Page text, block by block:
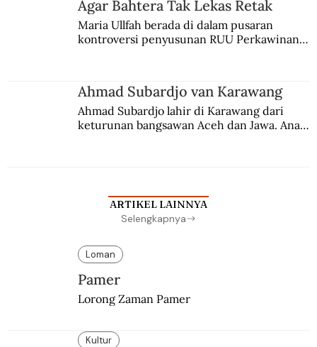
Agar Bahtera Tak Lekas Retak
Maria Ullfah berada di dalam pusaran
kontroversi penyusunan RUU Perkawinan.
Ahmad Subardjo van Karawang
Ahmad Subardjo lahir di Karawang dari
keturunan bangsawan Aceh dan Jawa. Anak
ARTIKEL LAINNYA
Selengkapnya
Loman
Pamer
Lorong Zaman Pamer
Kultur